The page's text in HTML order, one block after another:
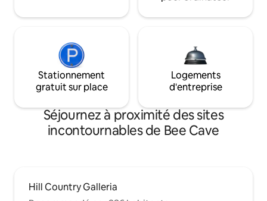
Stationnement
gratuit sur place
Logements
d'entreprise
Séjournez à proximité des sites
incontournables de Bee Cave
Hill Country Galleria